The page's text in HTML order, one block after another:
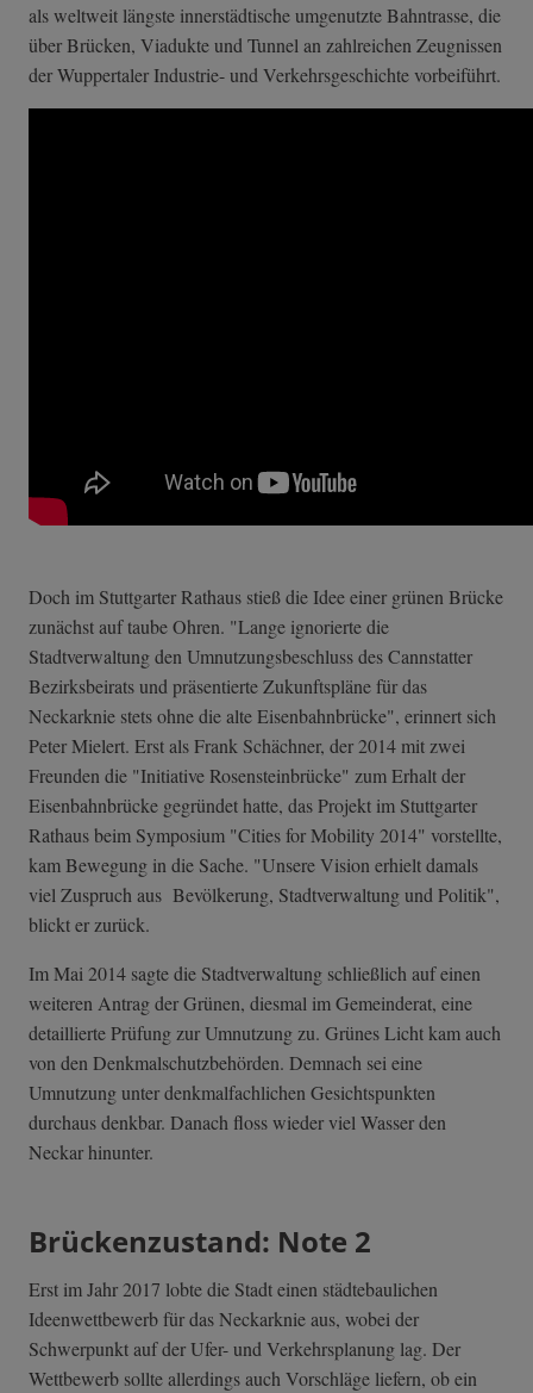
als weltweit längste innerstädtische umgenutzte Bahntrasse, die
über Brücken, Viadukte und Tunnel an zahlreichen Zeugnissen
der Wuppertaler Industrie- und Verkehrsgeschichte vorbeiführt.
Doch im Stuttgarter Rathaus stieß die Idee einer grünen Brücke
zunächst auf taube Ohren. "Lange ignorierte die
Stadtverwaltung den Umnutzungsbeschluss des Cannstatter
Bezirksbeirats und präsentierte Zukunftspläne für das
Neckarknie stets ohne die alte Eisenbahnbrücke", erinnert sich
Peter Mielert. Erst als Frank Schächner, der 2014 mit zwei
Freunden die "Initiative Rosensteinbrücke" zum Erhalt der
Eisenbahnbrücke gegründet hatte, das Projekt im Stuttgarter
Rathaus beim Symposium "Cities for Mobility 2014" vorstellte,
kam Bewegung in die Sache. "Unsere Vision erhielt damals
viel Zuspruch aus Bevölkerung, Stadtverwaltung und Politik",
blickt er zurück.
Im Mai 2014 sagte die Stadtverwaltung schließlich auf einen
weiteren Antrag der Grünen, diesmal im Gemeinderat, eine
detaillierte Prüfung zur Umnutzung zu. Grünes Licht kam auch
von den Denkmalschutzbehörden. Demnach sei eine
Umnutzung unter denkmalfachlichen Gesichtspunkten
durchaus denkbar. Danach floss wieder viel Wasser den
Neckar hinunter.
Brückenzustand: Note 2
Erst im Jahr 2017 lobte die Stadt einen städtebaulichen
Ideenwettbewerb für das Neckarknie aus, wobei der
Schwerpunkt auf der Ufer- und Verkehrsplanung lag. Der
Wettbewerb sollte allerdings auch Vorschläge liefern, ob ein